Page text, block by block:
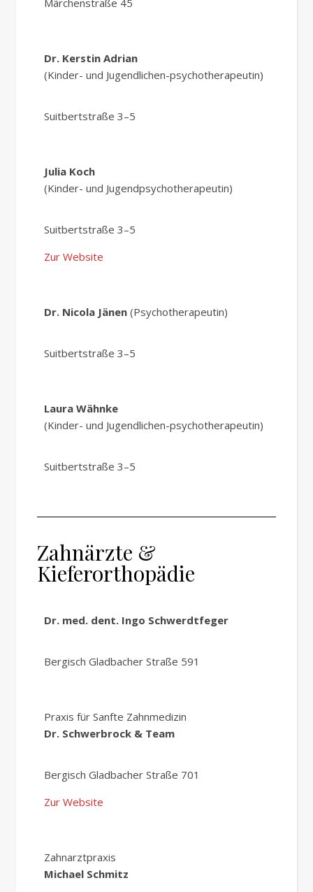
Märchenstraße 45
Dr. Kerstin Adrian
(Kinder- und Jugendlichen-psychotherapeutin)
Suitbertstraße 3–5
Julia Koch
(Kinder- und Jugendpsychotherapeutin)
Suitbertstraße 3–5
Zur Website
Dr. Nicola Jänen (Psychotherapeutin)
Suitbertstraße 3–5
Laura Wähnke
(Kinder- und Jugendlichen-psychotherapeutin)
Suitbertstraße 3–5
Zahnärzte &
Kieferorthopädie
Dr. med. dent. Ingo Schwerdtfeger
Bergisch Gladbacher Straße 591
Praxis für Sanfte Zahnmedizin
Dr. Schwerbrock & Team
Bergisch Gladbacher Straße 701
Zur Website
Zahnarztpraxis
Michael Schmitz